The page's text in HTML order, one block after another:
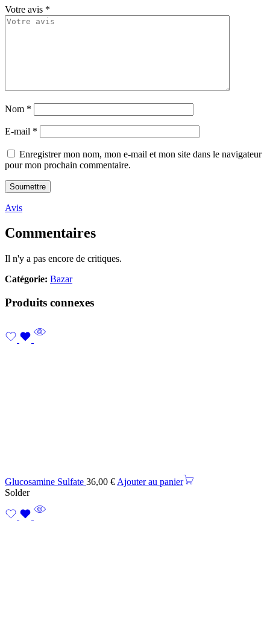
Votre avis *
Nom *
E-mail *
Enregistrer mon nom, mon e-mail et mon site dans le navigateur
pour mon prochain commentaire.
Avis
Commentaires
Il n'y a pas encore de critiques.
Catégorie: Bazar
Produits connexes
Glucosamine Sulfate 36,00 € Ajouter au panier
Solder